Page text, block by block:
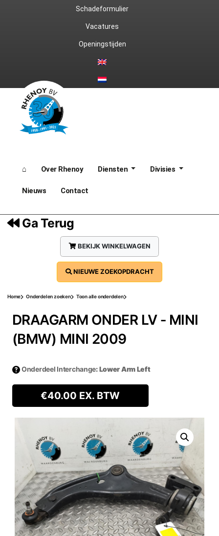
Schadeformulier
Vacatures
Openingstijden
⌂ Over Rhenoy Diensten Divisies
Nieuws Contact
Ga Terug
Home Onderdelen zoeken Toon alle onderdelen
BEKIJK WINKELWAGEN
NIEUWE ZOEKOPDRACHT
DRAAGARM ONDER LV ‐ MINI
(BMW) MINI 2009
Onderdeel Interchange: Lower Arm Left
€40.00 EX. BTW